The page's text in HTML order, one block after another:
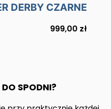
DERBY CZARNE
Cena
999,00 zł
SPODNI?